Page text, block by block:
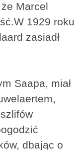
Marcel
1929 roku
zasiadł
Saapa, miał
dbając o